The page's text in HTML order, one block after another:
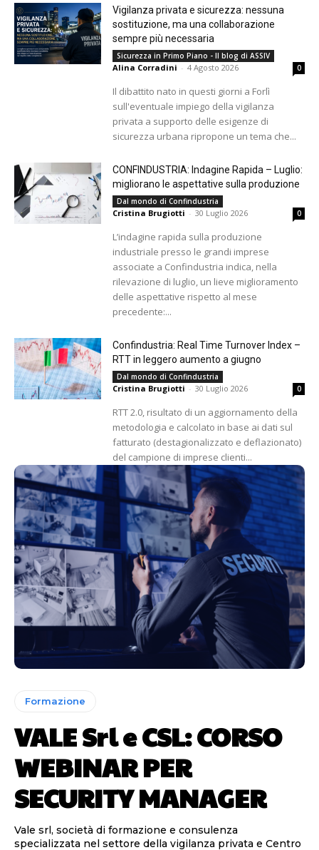
Vigilanza privata e sicurezza: nessuna
sostituzione, ma una collaborazione
sempre più necessaria
Sicurezza in Primo Piano - Il blog di ASSIV
Alina Corradini - 4 Agosto 2026 0
Il dibattito nato in questi giorni a Forlì
sull'eventuale impiego della vigilanza
privata a supporto delle esigenze di
sicurezza urbana ripropone un tema che...
CONFINDUSTRIA: Indagine Rapida – Luglio:
migliorano le aspettative sulla produzione
Dal mondo di Confindustria
Cristina Brugiotti - 30 Luglio 2026 0
L’indagine rapida sulla produzione
industriale presso le grandi imprese
associate a Confindustria indica, nella
rilevazione di luglio, un lieve miglioramento
delle aspettative rispetto al mese
precedente:...
Confindustria: Real Time Turnover Index –
RTT in leggero aumento a giugno
Dal mondo di Confindustria
Cristina Brugiotti - 30 Luglio 2026 0
RTT 2.0, risultato di un aggiornamento della
metodologia e calcolato in base ai dati sul
fatturato (destagionalizzato e deflazionato)
del campione di imprese clienti...
Formazione
VALE Srl e CSL: CORSO
WEBINAR PER
SECURITY MANAGER
Vale srl, società di formazione e consulenza
specializzata nel settore della vigilanza privata e Centro